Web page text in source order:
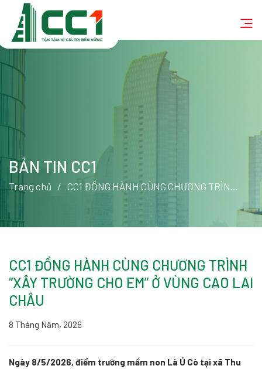
BẢN TIN CC1
Trang chủ CC1 ĐỒNG HÀNH CÙNG CHƯƠNG TRÌNH “XÂY TRƯỜNG CHO EM” Ở VÙNG CAO LAI CHÂU
CC1 ĐỒNG HÀNH CÙNG CHƯƠNG TRÌNH
“XÂY TRƯỜNG CHO EM” Ở VÙNG CAO LAI
CHÂU
8 Tháng Năm, 2026
Ngày 8/5/2026, điểm trường mầm non Là Ú Cò tại xã Thu